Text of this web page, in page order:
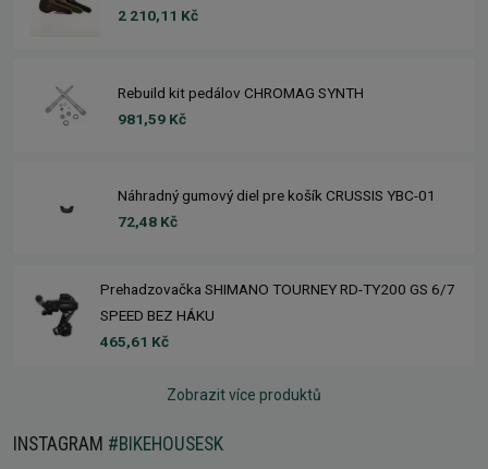
2 210,11 Kč
Rebuild kit pedálov CHROMAG SYNTH
981,59 Kč
Náhradný gumový diel pre košík CRUSSIS YBC-01
72,48 Kč
Prehadzovačka SHIMANO TOURNEY RD-TY200 GS 6/7
SPEED BEZ HÁKU
465,61 Kč
Zobrazit více produktů
INSTAGRAM #BIKEHOUSESK